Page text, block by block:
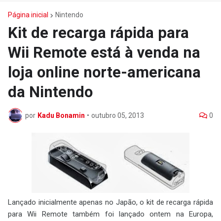
Página inicial Nintendo
Kit de recarga rápida para
Wii Remote está à venda na
loja online norte-americana
da Nintendo
por Kadu Bonamin • outubro 05, 2013 0
Lançado inicialmente apenas no Japão, o kit de recarga rápida
para Wii Remote também foi lançado ontem na Europa,